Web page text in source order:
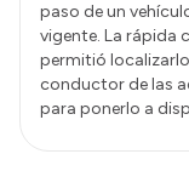
paso de un
vigente. La rápida
permitió
conductor de las
para ponerlo a